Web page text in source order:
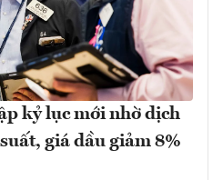
kỷ lục mới nhờ dịch
giá dầu giảm 8%